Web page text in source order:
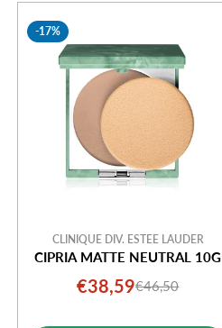
-17%
CLINIQUE DIV. ESTEE LAUDER
CIPRIA MATTE NEUTRAL 10G
Prezzo
€38,59Prezzo
€46,50